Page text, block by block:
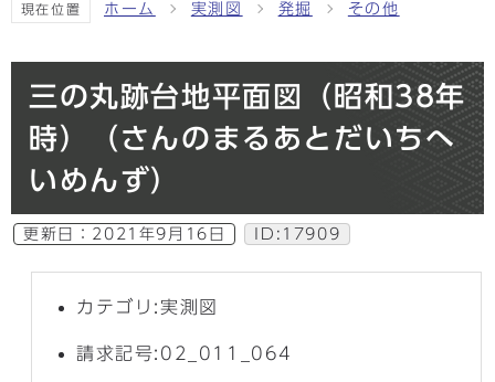
現在位置 ホーム 実測図 発掘 その他
三の丸跡台地平面図（昭和38年
時）（さんのまるあとだいちへ
いめんず）
更新日： 2021年9月16日 ID:17909
カテゴリ:実測図
請求記号:02_011_064